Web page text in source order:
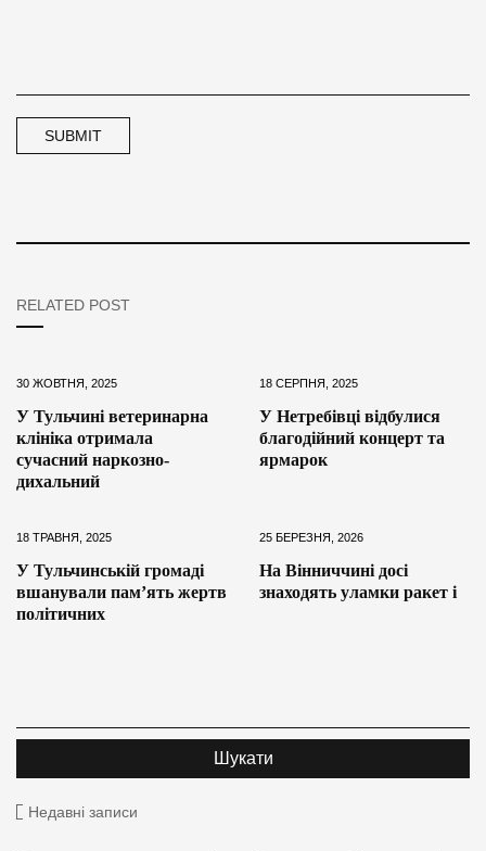
RELATED POST
30 ЖОВТНЯ, 2025
У Тульчині ветеринарна
клініка отримала
сучасний наркозно-
дихальний
18 СЕРПНЯ, 2025
У Нетребівці відбулися
благодійний концерт та
ярмарок
18 ТРАВНЯ, 2025
У Тульчинській громаді
вшанували пам’ять жертв
політичних
25 БЕРЕЗНЯ, 2026
На Вінниччині досі
знаходять уламки ракет і
Недавні записи